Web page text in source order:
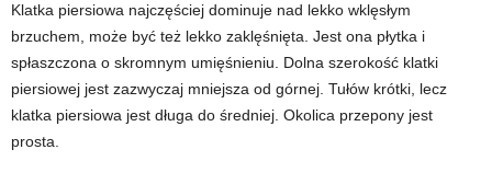
Klatka piersiowa najczęściej dominuje nad lekko wklęsłym
brzuchem, może być też lekko zaklęśnięta. Jest ona płytka i
spłaszczona o skromnym umięśnieniu. Dolna szerokość klatki
piersiowej jest zazwyczaj mniejsza od górnej. Tułów krótki, lecz
klatka piersiowa jest długa do średniej. Okolica przepony jest
prosta.